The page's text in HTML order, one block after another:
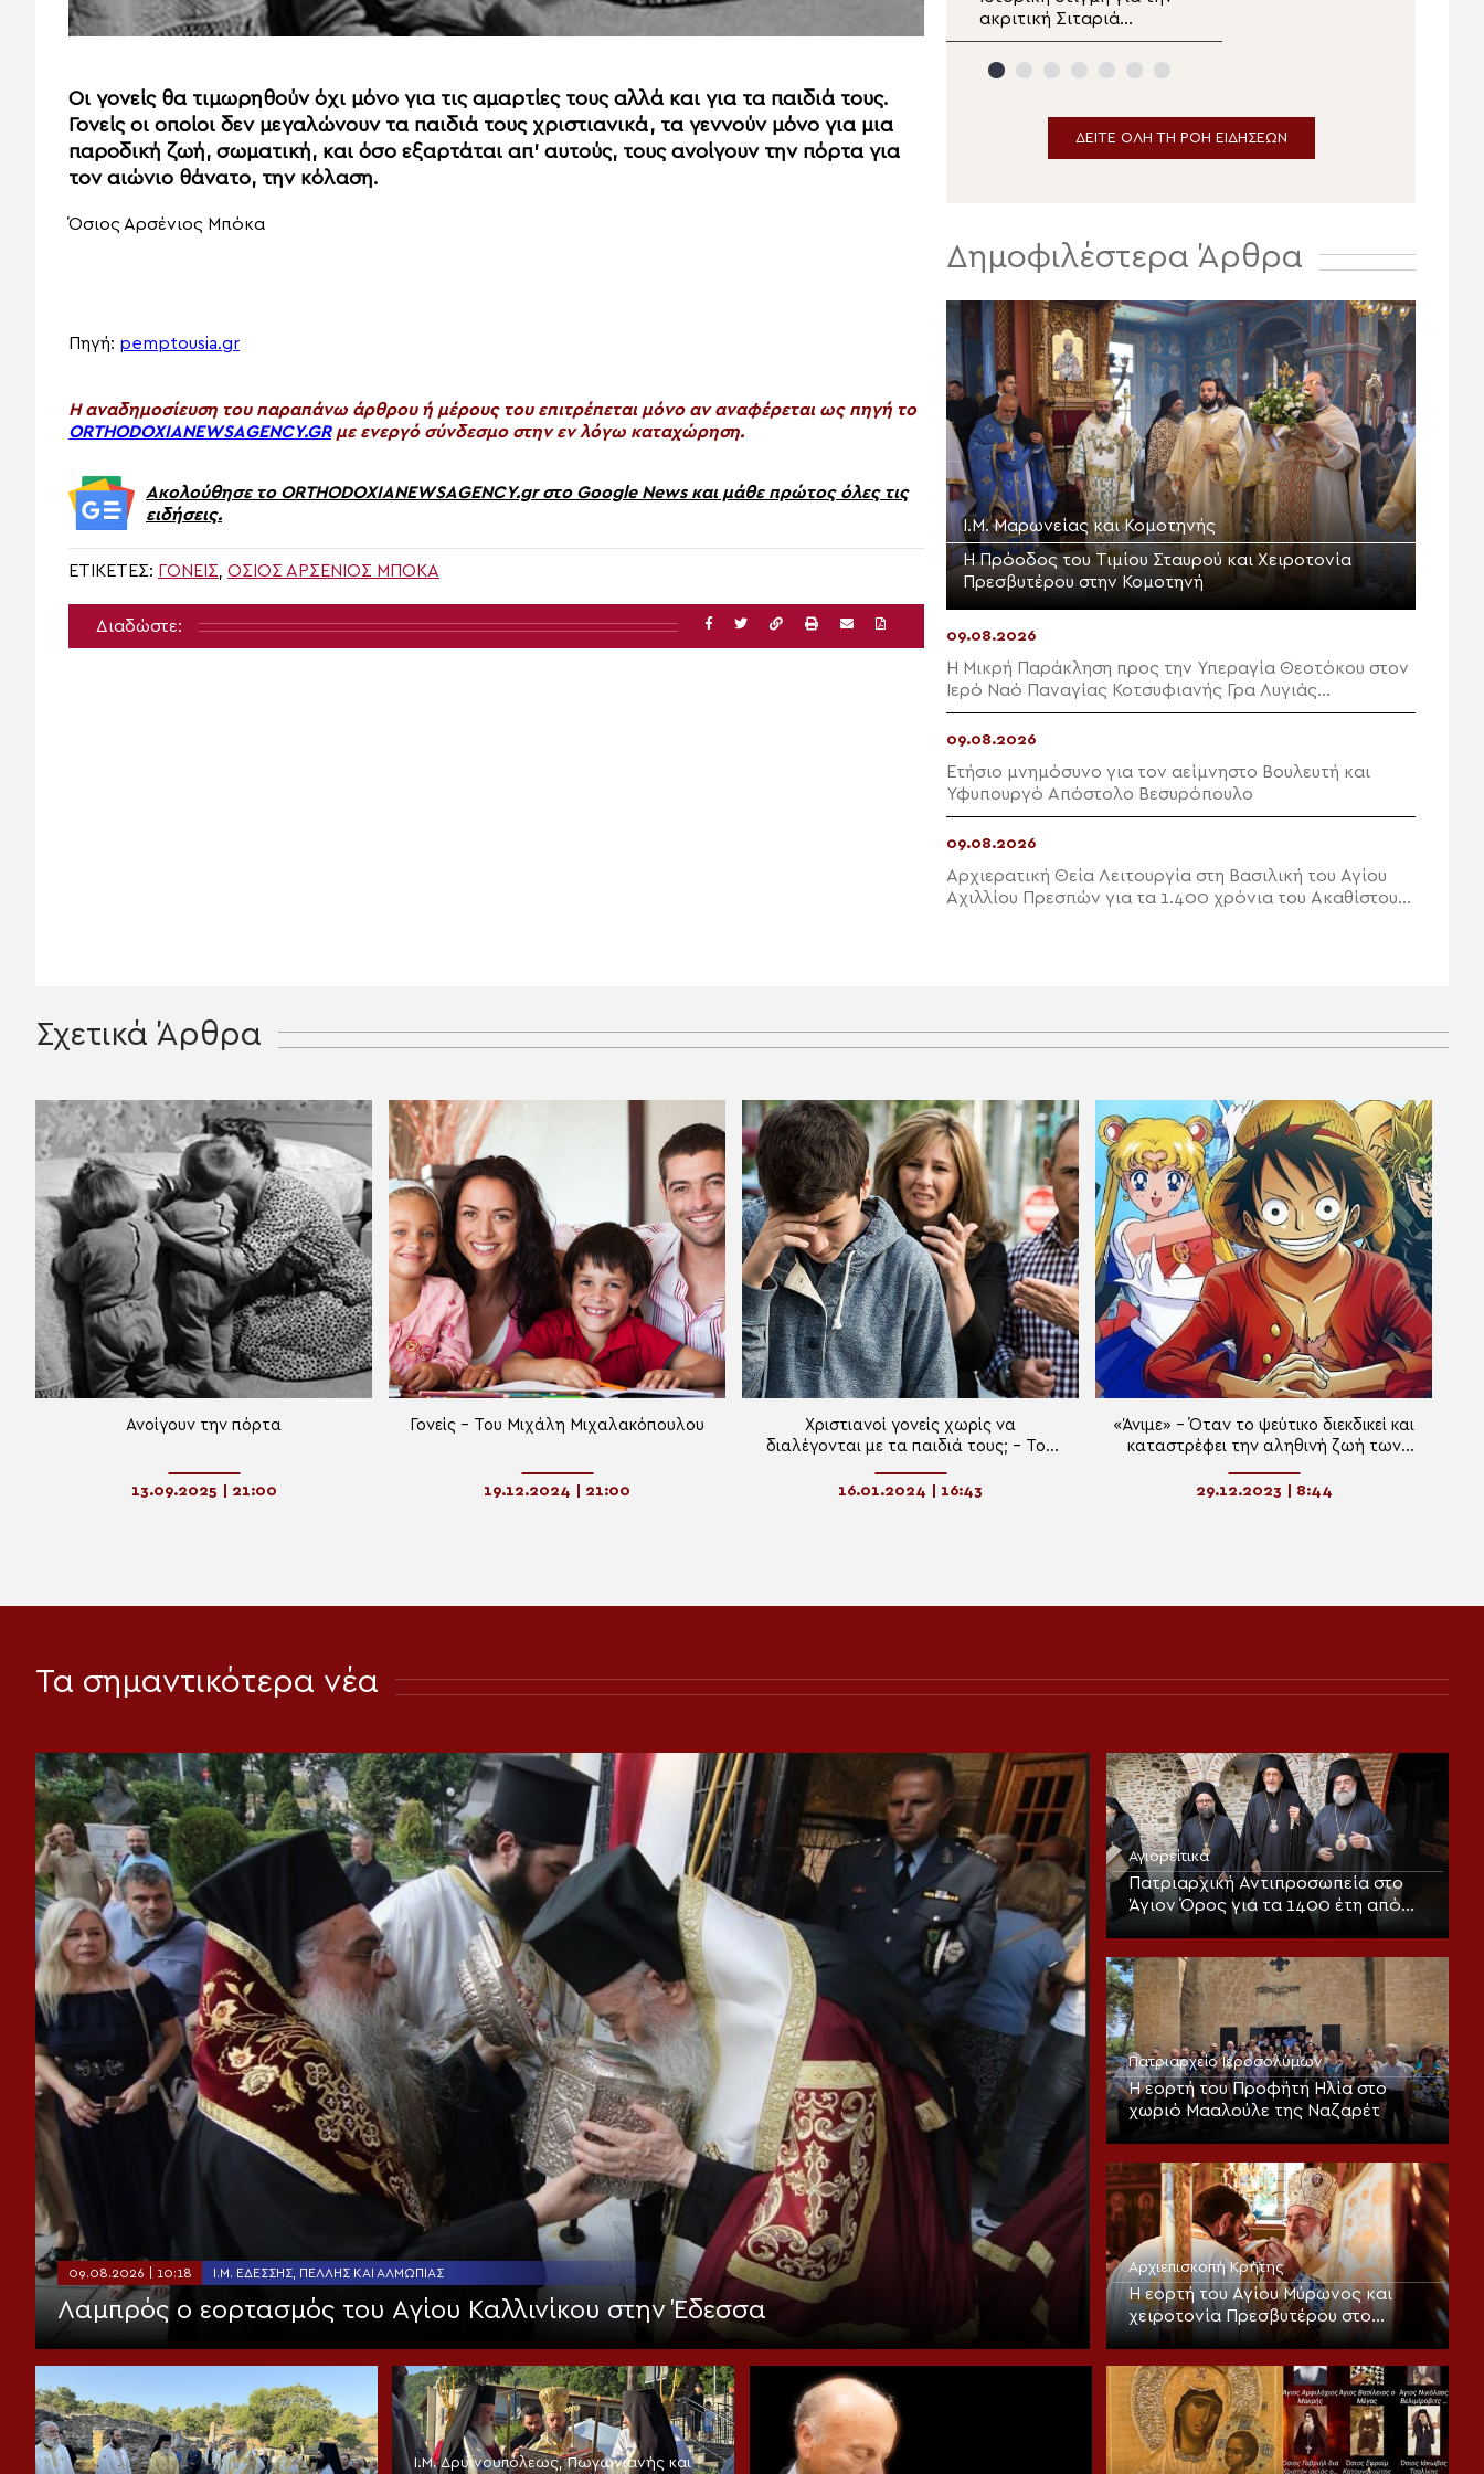
Οι γονείς θα τιμωρηθούν όχι μόνο για τις αμαρτίες τους αλλά και για τα παιδιά τους.
Γονείς οι οποίοι δεν μεγαλώνουν τα παιδιά τους χριστιανικά, τα γεννούν μόνο για μια
παροδική ζωή, σωματική, και όσο εξαρτάται απ’ αυτούς, τους ανοίγουν την πόρτα για
τον αιώνιο θάνατο, την κόλαση.
Όσιος Αρσένιος Μπόκα
Πηγή: pemptousia.gr
H αναδημοσίευση του παραπάνω άρθρου ή μέρους του επιτρέπεται μόνο αν αναφέρεται ως πηγή το
ORTHODOXIANEWSAGENCY.GRμε ενεργό σύνδεσμο στην εν λόγω καταχώρηση.
Ακολούθησε το ORTHODOXIANEWSAGENCY.gr στο Google News και μάθε πρώτος όλες τις
ειδήσεις.
ΕΤΙΚΈΤΕΣ: ΓΟΝΕΙΣ ΌΣΙΟΣ ΑΡΣΈΝΙΟΣ ΜΠΌΚΑ
Διαδώστε:
δεσποτική εορτή της
Ακαθίστου Ύμνου
ακριτική Σιταριά
Πωγωνίου:
Εγκαινιάστηκε ο Ιερός
ΔΕΙΤΕ ΟΛΗ ΤΗ ΡΟΗ ΕΙΔΗΣΕΩΝ
Δημοφιλέστερα Άρθρα
Ι.Μ. Μαρωνείας και Κομοτηνής
Η Πρόοδος του Τιμίου Σταυρού και Χειροτονία
Πρεσβυτέρου στην Κομοτηνή
09.08.2026
Η Μικρή Παράκληση προς την Υπεραγία Θεοτόκου στον
Ιερό Ναό Παναγίας Κοτσυφιανής Γρα Λυγιάς
Ιεράπετρας
09.08.2026
Ετήσιο μνημόσυνο για τον αείμνηστο Bουλευτή και
Υφυπουργό Απόστολο Βεσυρόπουλο
09.08.2026
Αρχιερατική Θεία Λειτουργία στη Βασιλική του Αγίου
Αχιλλίου Πρεσπών για τα 1.400 χρόνια του Ακαθίστου
Σχετικά Άρθρα
Ανοίγουν την πόρτα
13.09.2025 | 21:00
Γονείς – Του Μιχάλη Μιχαλακόπουλου
19.12.2024 | 21:00
Χριστιανοί γονείς χωρίς να
διαλέγονται με τα παιδιά τους; – Του
Δορμπαράκη
16.01.2024 | 16:43
«Άνιμε» – Όταν το ψεύτικο διεκδικεί και
καταστρέφει την αληθινή ζωή των
29.12.2023 | 8:44
Τα σημαντικότερα νέα
09.08.2026 | 10:18 Ι.Μ. ΕΔΈΣΣΗΣ, ΠΈΛΛΗΣ ΚΑΙ ΑΛΜΩΠΊΑΣ
Λαμπρός ο εορτασμός του Αγίου Καλλινίκου στην Έδεσσα
Αγιορείτικα
Πατριαρχική Αντιπροσωπεία στο
Άγιον Όρος για τα 1400 έτη από
την πρώτη ψαλμώδηση του
Πατριαρχείο Ιεροσολύμων
Η εορτή του Προφήτη Ηλία στο
χωριό Μααλούλε της Ναζαρέτ
Αρχιεπισκοπή Κρήτης
Η εορτή του Αγίου Μύρωνος και
χειροτονία Πρεσβυτέρου στο
Ηράκλειο
Ι.Μ. Δρυϊνουπόλεως, Πωγωνιανής και